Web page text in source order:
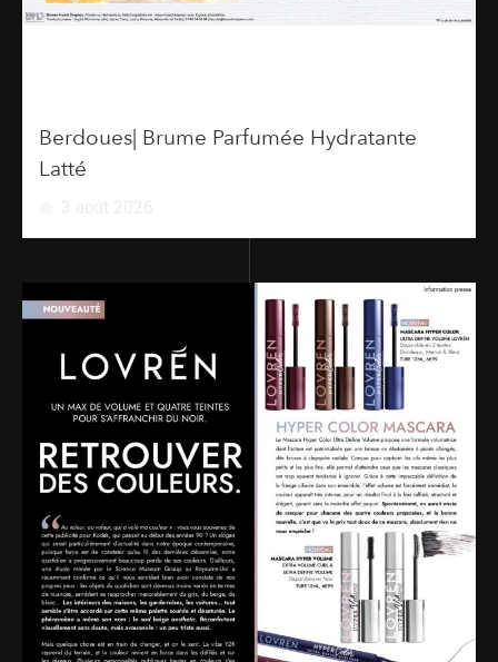
Berdoues| Brume Parfumée Hydratante
Latté